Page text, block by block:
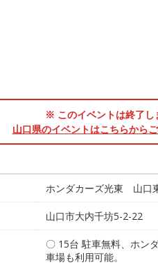
※ このイベントは終了し
山口県のイベントはこちらからご
ホンダカーズ光東 山口
山口市大内千坊5-2-22
〇 15台 駐車無料、ホン
車場も利用可能。